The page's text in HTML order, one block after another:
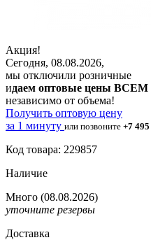
Акция!
Сегодня, 08.08.2026,
мы отключили розничные
идаем оптовые цены ВСЕМ
независимо от объема!
Получить оптовую цену
за 1 минуту или позвоните +7
Код товара: 229857
Наличие
Много (08.08.2026)
уточните резервы
Доставка